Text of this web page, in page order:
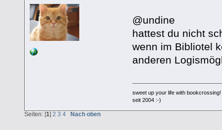
@undine
hattest du nicht
wenn im Bibliotel
anderen
sweet up your life with bookcrossing!
seit 2004 :-)
Seiten: [1] 2 3 4 Nach oben